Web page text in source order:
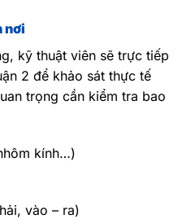
nơi
kỹ thuật viên sẽ trực tiếp
2 để khảo sát thực tế
trọng cần kiểm tra bao
kính…)
vào – ra)